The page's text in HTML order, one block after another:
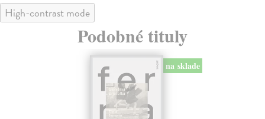
High-contrast mode
Podobné tituly
na sklade